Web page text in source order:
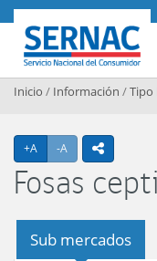
Contenido principal
SERNAC
Inicio / Información /Tipo
+A Agrandar texto
-A Achicar textoicono
Fosas
Sub mercados